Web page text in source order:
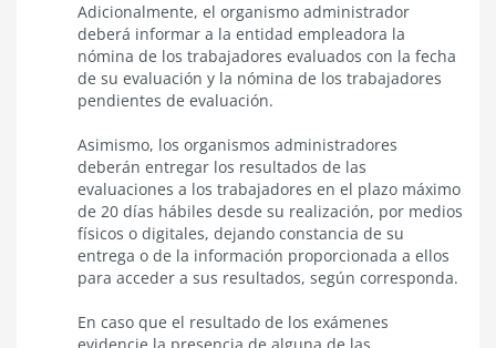
Adicionalmente, el organismo administrador
deberá informar a la entidad empleadora la
nómina de los trabajadores evaluados con la fecha
de su evaluación y la nómina de los trabajadores
pendientes de evaluación.
Asimismo, los organismos administradores
deberán entregar los resultados de las
evaluaciones a los trabajadores en el plazo máximo
de 20 días hábiles desde su realización, por medios
físicos o digitales, dejando constancia de su
entrega o de la información proporcionada a ellos
para acceder a sus resultados, según corresponda.
En caso que el resultado de los exámenes